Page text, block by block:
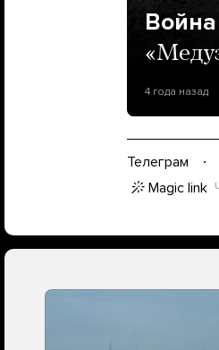
Война
4 года назад
Телеграм
Magic link